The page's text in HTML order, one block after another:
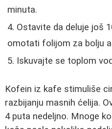
minuta.
Ostavite da deluje još
omotati folijom za bolju
Iskuvajte se toplom
Kofein iz kafe stimuliše
razbijanju masnih ćelija.
4 puta nedeljno. Mnoge